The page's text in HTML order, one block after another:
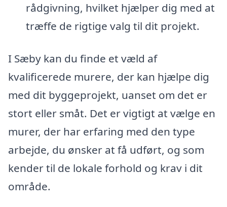
rådgivning, hvilket hjælper dig med at
træffe de rigtige valg til dit projekt.
I Sæby kan du finde et væld af
kvalificerede murere, der kan hjælpe dig
med dit byggeprojekt, uanset om det er
stort eller småt. Det er vigtigt at vælge en
murer, der har erfaring med den type
arbejde, du ønsker at få udført, og som
kender til de lokale forhold og krav i dit
område.